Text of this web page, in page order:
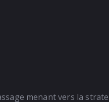
menant vers la